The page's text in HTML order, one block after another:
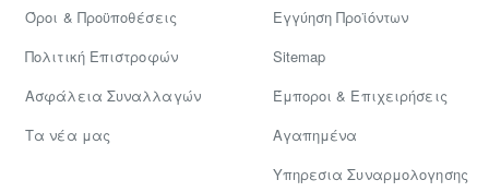
Όροι & Προϋποθέσεις
Πολιτική Επιστροφών
Ασφάλεια Συναλλαγών
Tα νέα μας
Εγγύηση Προϊόντων
Sitemap
Έμποροι & Επιχειρήσεις
Αγαπημένα
Υπηρεσια Συναρμολογησης